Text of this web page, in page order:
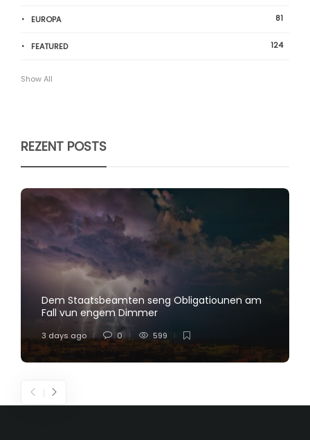
EUROPA 81
FEATURED 124
Show All
REZENT POSTS
Dem Staatsbeamten seng Obligatiounen am
Fall vun engem Dimmer
3 days ago 0 599